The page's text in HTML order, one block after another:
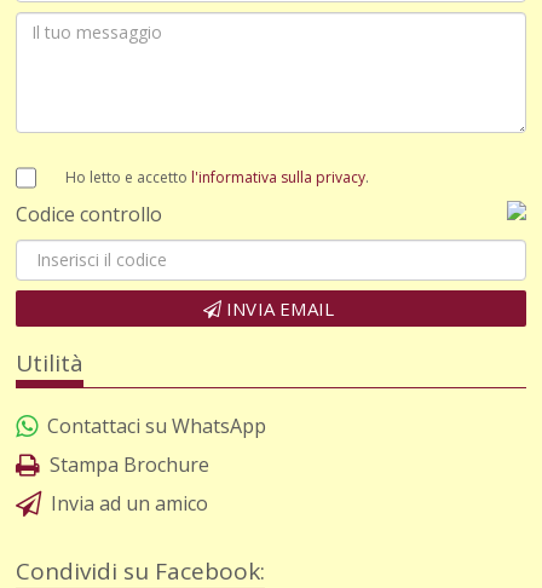
Ho letto e accetto l'informativa sulla privacy.
Codice controllo
INVIA EMAIL
Utilità
Contattaci su WhatsApp
Stampa Brochure
Invia ad un amico
Condividi su Facebook: